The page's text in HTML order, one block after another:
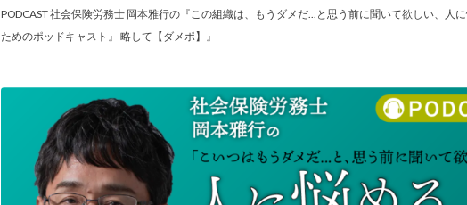
PODCAST社会保険労務士 岡本雅行の『この組織は、もうダメだ...と思う前に聞いて欲しい、人
ためのポッドキャスト』 略して【ダメポ】』